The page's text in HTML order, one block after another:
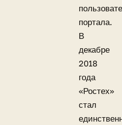
портала.
В
декабре
2018
года
«Ростех»
стал